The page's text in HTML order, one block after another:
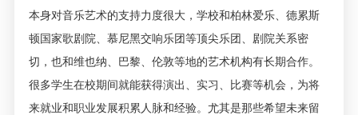
本身对音乐艺术的支持力度很大，学校和柏林爱乐、德累斯
顿国家歌剧院、慕尼黑交响乐团等顶尖乐团、剧院关系密
切，也和维也纳、巴黎、伦敦等地的艺术机构有长期合作。
很多学生在校期间就能获得演出、实习、比赛等机会，为将
来就业和职业发展积累人脉和经验。尤其是那些希望未来留